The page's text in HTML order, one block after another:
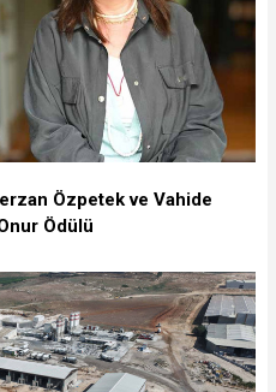
Özpetek ve Vahide
Ödülü